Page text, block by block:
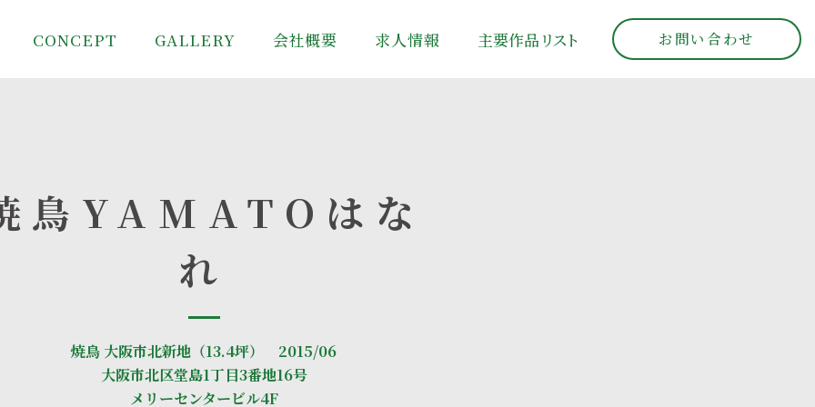
CONCEPT GALLERY 会社概要 求人情報 主要作品リスト お問い合わせ
鳥YAMATOはな
れ
焼鳥 大阪市北新地（13.4坪） 2015/06
大阪市北区堂島1丁目3番地16号
メリーセンタービル4F